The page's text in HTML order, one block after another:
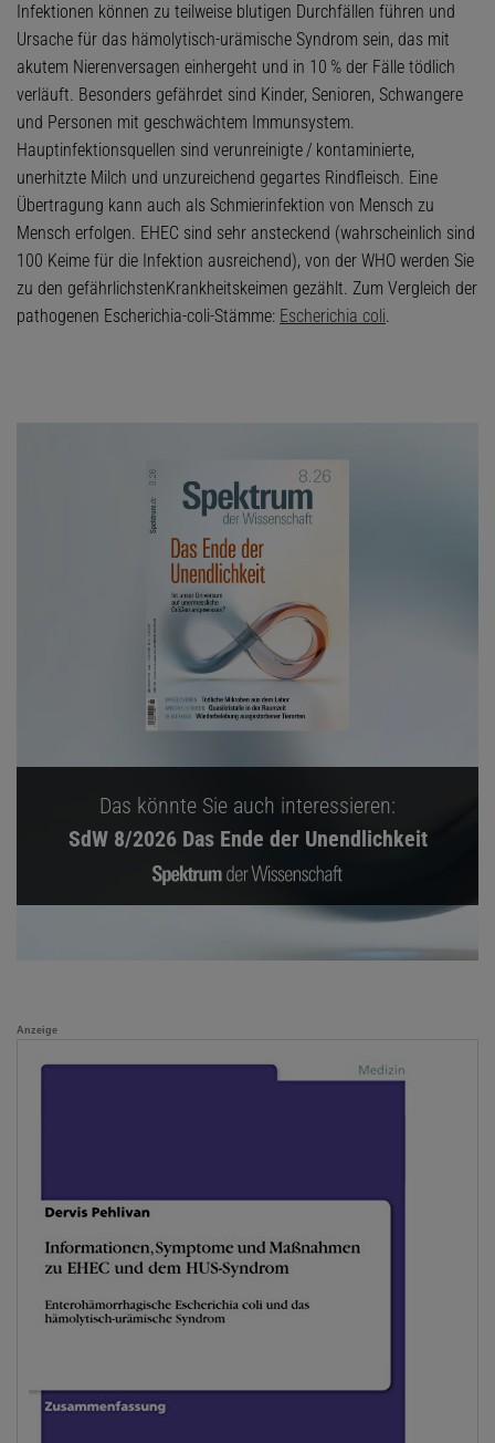
Infektionen können zu teilweise blutigen Durchfällen führen und
Ursache für das hämolytisch-urämische Syndrom sein, das mit
akutem Nierenversagen einhergeht und in 10 % der Fälle tödlich
verläuft. Besonders gefährdet sind Kinder, Senioren, Schwangere
und Personen mit geschwächtem Immunsystem.
Hauptinfektionsquellen sind verunreinigte / kontaminierte,
unerhitzte Milch und unzureichend gegartes Rindfleisch. Eine
Übertragung kann auch als Schmierinfektion von Mensch zu
Mensch erfolgen. EHEC sind sehr ansteckend (wahrscheinlich sind
100 Keime für die Infektion ausreichend), von der WHO werden Sie
zu den gefährlichstenKrankheitskeimen gezählt. Zum Vergleich der
pathogenen Escherichia-coli-Stämme: Escherichia coli.
Das könnte Sie auch interessieren:
SdW 8/2026 Das Ende der Unendlichkeit
Anzeige